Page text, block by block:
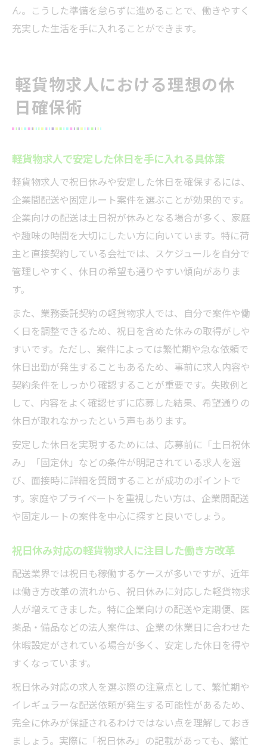
ん。こうした準備を怠らずに進めることで、働きやすく
充実した生活を手に入れることができます。
軽貨物求人における理想の休
日確保術
軽貨物求人で安定した休日を手に入れる具体策
軽貨物求人で祝日休みや安定した休日を確保するには、
企業間配送や固定ルート案件を選ぶことが効果的です。
企業向けの配送は土日祝が休みとなる場合が多く、家庭
や趣味の時間を大切にしたい方に向いています。特に荷
主と直接契約している会社では、スケジュールを自分で
管理しやすく、休日の希望も通りやすい傾向がありま
す。
また、業務委託契約の軽貨物求人では、自分で案件や働
く日を調整できるため、祝日を含めた休みの取得がしや
すいです。ただし、案件によっては繁忙期や急な依頼で
休日出勤が発生することもあるため、事前に求人内容や
契約条件をしっかり確認することが重要です。失敗例と
して、内容をよく確認せずに応募した結果、希望通りの
休日が取れなかったという声もあります。
安定した休日を実現するためには、応募前に「土日祝休
み」「固定休」などの条件が明記されている求人を選
び、面接時に詳細を質問することが成功のポイントで
す。家庭やプライベートを重視したい方は、企業間配送
や固定ルートの案件を中心に探すと良いでしょう。
祝日休み対応の軽貨物求人に注目した働き方改革
配送業界では祝日も稼働するケースが多いですが、近年
は働き方改革の流れから、祝日休みに対応した軽貨物求
人が増えてきました。特に企業向けの配送や定期便、医
薬品・備品などの法人案件は、企業の休業日に合わせた
休暇設定がされている場合が多く、安定した休日を得や
すくなっています。
祝日休み対応の求人を選ぶ際の注意点として、繁忙期や
イレギュラーな配送依頼が発生する可能性があるため、
完全に休みが保証されるわけではない点を理解しておき
ましょう。実際に「祝日休み」の記載があっても、繁忙